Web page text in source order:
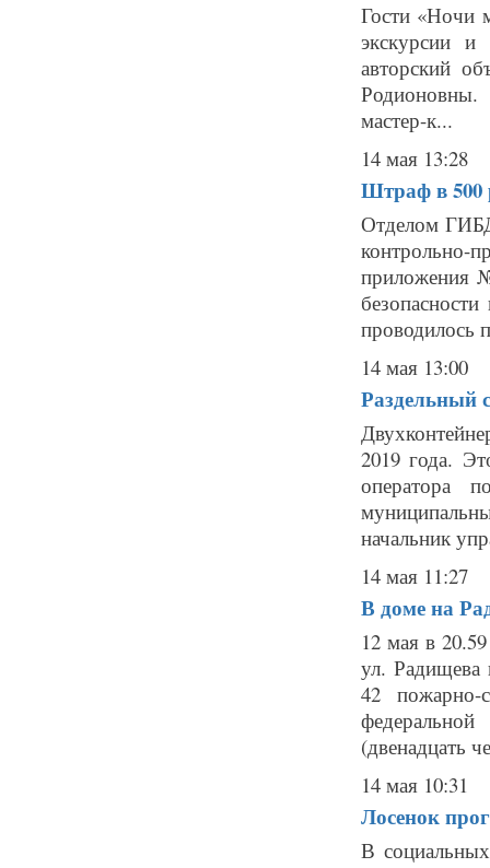
Гости «Ночи
экскурсии и
авторский
Родионовны.
мастер-к...
14 мая 13:28
Штраф в 500
Отделом
приложения
проводилось
14 мая 13:00
Раздельный
2019 года.
оператора
начальник
14 мая 11:27
В доме на
12 мая в
ул. Радищева
42 пожарно-
(двенадцать
14 мая 10:31
Лосенок
В